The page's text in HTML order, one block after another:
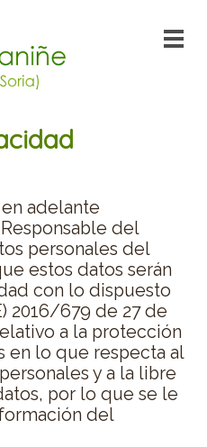
en adelante
Responsable del
personales del
estos datos serán
con lo dispuesto
2016/679 de 27 de
a la protección
en lo que respecta al
y a la libre
por lo que se le
del